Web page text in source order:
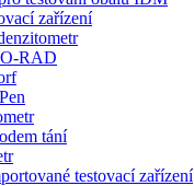
zařízení
RAD
tání
testovací zařízení